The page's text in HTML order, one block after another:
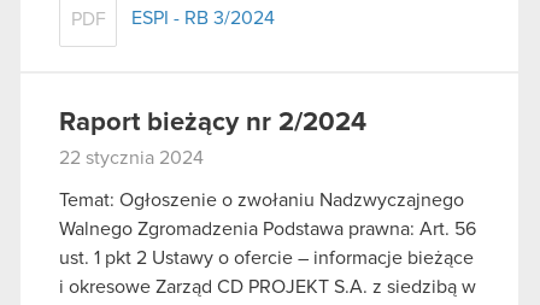
PDF ESPI - RB 3/2024
Raport bieżący nr 2/2024
22 stycznia 2024
Temat: Ogłoszenie o zwołaniu Nadzwyczajnego
Walnego Zgromadzenia Podstawa prawna: Art. 56
ust. 1 pkt 2 Ustawy o ofercie – informacje bieżące
i okresowe Zarząd CD PROJEKT S.A. z siedzibą w